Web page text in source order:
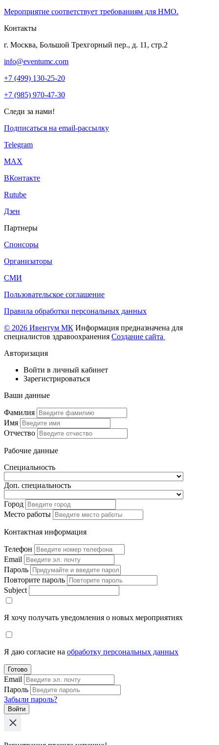
Мероприятие соответствует требованиям для НМО.
Контакты
г. Москва, Большой Трехгорный пер., д. 11, стр.2
info@eventumc.com
+7 (499) 130-25-20
+7 (985) 970-47-30
Следи за нами!
Подписаться на email-рассылку
Telegram
МАХ
ВКонтакте
Rutube
Дзен
Партнеры
Спонсоры
Организаторы
СМИ
Пользовательское соглашение
Правила обработки персональных данных
© 2026 Ивентум МК Информация предназначена для
специалистов здравоохранения Создание сайта
Авторизация
Войти в личный кабинет
Зарегистрироваться
Ваши данные
Фамилия
Имя
Отчество
Рабочие данные
Специальность
Доп. специальность
Город
Место работы
Контактная информация
Телефон
Email
Пароль
Повторите пароль
Subject
Я хочу получать уведомления о новых мероприятиях
Я даю согласие на обработку персональных данных
Готово
Email
Пароль
Забыли пароль?
Войти